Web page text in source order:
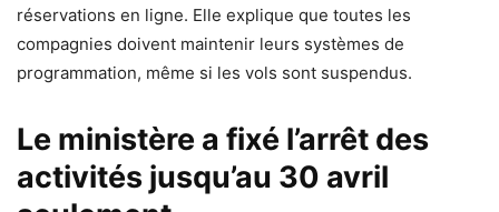
réservations en ligne. Elle explique que toutes les
compagnies doivent maintenir leurs systèmes de
programmation, même si les vols sont suspendus.
Le ministère a fixé l’arrêt des
activités jusqu’au 30 avril